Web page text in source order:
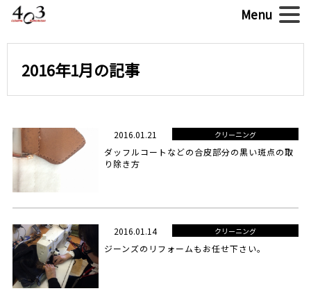
2016年1月の記事
2016.01.21 クリーニング
ダッフルコートなどの合皮部分の黒い斑点の取
り除き方
2016.01.14 クリーニング
ジーンズのリフォームもお任せ下さい。